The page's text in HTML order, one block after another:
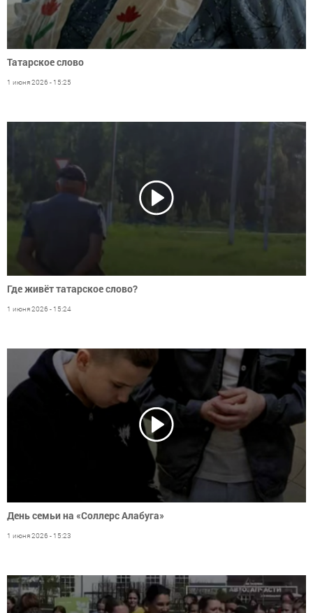
Татарское слово
1 июня 2026 - 15:25
Где живёт татарское слово?
1 июня 2026 - 15:24
День семьи на «Соллерс Алабуга»
1 июня 2026 - 15:23